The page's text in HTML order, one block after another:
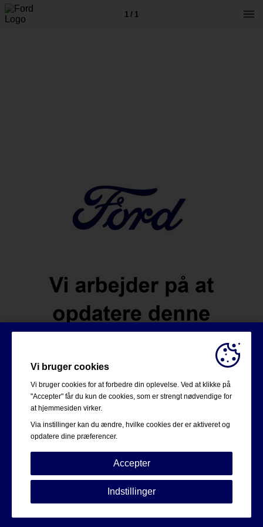
1 / 1
Vi bruger cookies
Vi bruger cookies for at forbedre din oplevelse. Ved at klikke på
"Accepter" får du kun de cookies, som er strengt nødvendige for
at hjemmesiden virker.
Via instillinger kan du ændre, hvilke cookies der er aktiveret og
opdatere dine præferencer.
Accepter
Strengt nødvendige:
Disse cookies er essentielle for at
sikre grundlæggende funktionalitet såsom navigation,
Indstillinger